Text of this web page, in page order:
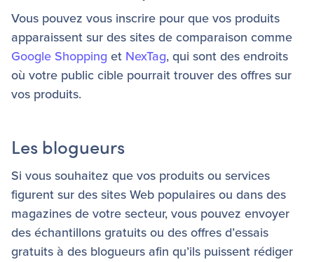
Vous pouvez vous inscrire pour que vos produits
apparaissent sur des sites de comparaison comme
Google Shopping et NexTag, qui sont des endroits
où votre public cible pourrait trouver des offres sur
vos produits.
Les blogueurs
Si vous souhaitez que vos produits ou services
figurent sur des sites Web populaires ou dans des
magazines de votre secteur, vous pouvez envoyer
des échantillons gratuits ou des offres d’essais
gratuits à des blogueurs afin qu’ils puissent rédiger